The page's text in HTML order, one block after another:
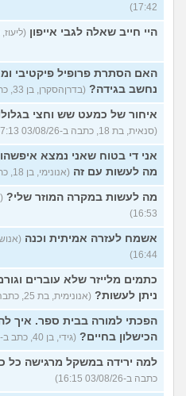
17:42)
היי חייב שאלה לגבי אייפון (ליעוז, בן 28, כתב ב-03/
האם הסתרת פרופיל פיקטיבי
נחשב בגידה? (בדרןהסקרן, בן 33, כתב ב-03/08/26 17:24)
איחור של כמעט שש וחצי
(סנאית, בת 18, כתבה ב-03/08/26 17:13)
אני די בטוח שאני נמצא
מה לעשות עם זה (אנונימי, בן 18, כתב ב-03/08/26 17:02)
מה לעשות במקרה המוזר שלי?
16:53)
אשמח לעזרה אמיתית וכנה
16:44)
כתמים מלייזר שלא עוברים
ניתן לעשות? (אנונימית, בת 25, כתבה ב-03/08/26 16:33)
הפכתי למורה בבית ספר. איך
הכישלון בחיים? (גידי, בן 40, כתב ב-03/08/26 16:24)
למה ירידה במשקל מרגישה כל
כתבה ב-03/08/26 16:15)